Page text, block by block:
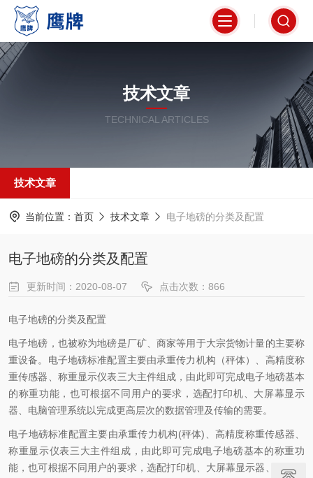
技术文章
TECHNICAL ARTICLES
技术文章
当前位置： 首页 技术文章 电子地磅的分类及配置
电子地磅的分类及配置
更新时间：2020-08-07 点击次数：866
电子地磅的分类及配置
电子地磅，也被称为地磅是厂矿、商家等用于大宗货物计量的主要称
重设备。电子地磅标准配置主要由承重传力机构（秤体）、高精度称
重传感器、称重显示仪表三大主件组成，由此即可完成电子地磅基本
的称重功能，也可根据不同用户的要求，选配打印机、大屏幕显示
器、电脑管理系统以完成更高层次的数据管理及传输的需要。
电子地磅标准配置主要由承重传力机构(秤体)、高精度称重传感器、
称重显示仪表三大主件组成，由此即可完成电子地磅基本的称重功
能，也可根据不同用户的要求，选配打印机、大屏幕显示器、电脑管